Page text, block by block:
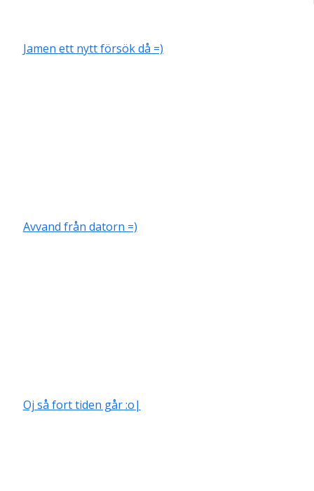
Jamen ett nytt försök då =)
Avvand från datorn =)
Oj så fort tiden går :o|